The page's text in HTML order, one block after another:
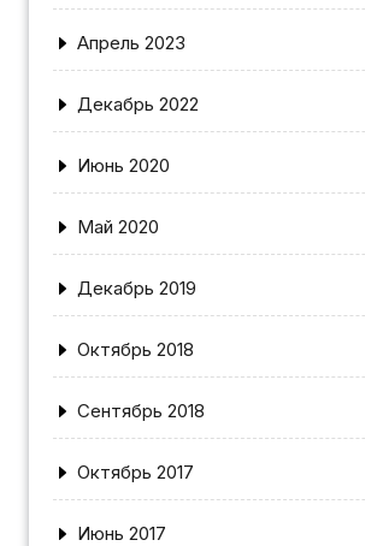
Апрель 2023
Декабрь 2022
Июнь 2020
Май 2020
Декабрь 2019
Октябрь 2018
Сентябрь 2018
Октябрь 2017
Июнь 2017